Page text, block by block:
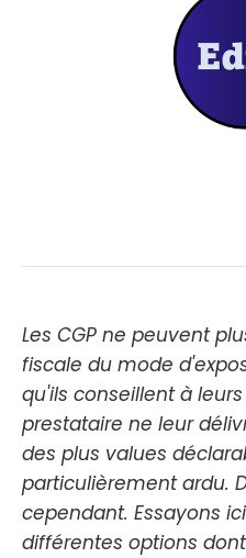
Les CGP ne peuvent
fiscale du mode
qu'ils conseillent à
prestataire ne leur
des plus values
particulièrement ardu.
cependant. Essayons
différentes options